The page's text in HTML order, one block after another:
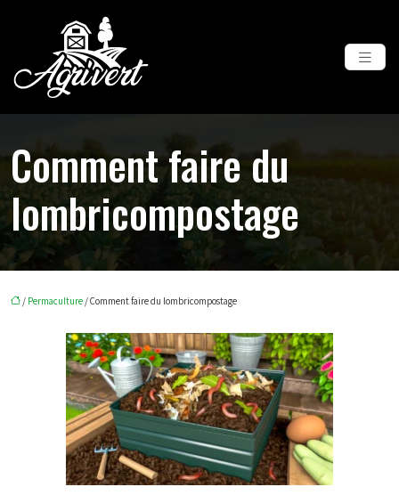
Comment faire du
lombricompostage
/ Permaculture / Comment faire du lombricompostage